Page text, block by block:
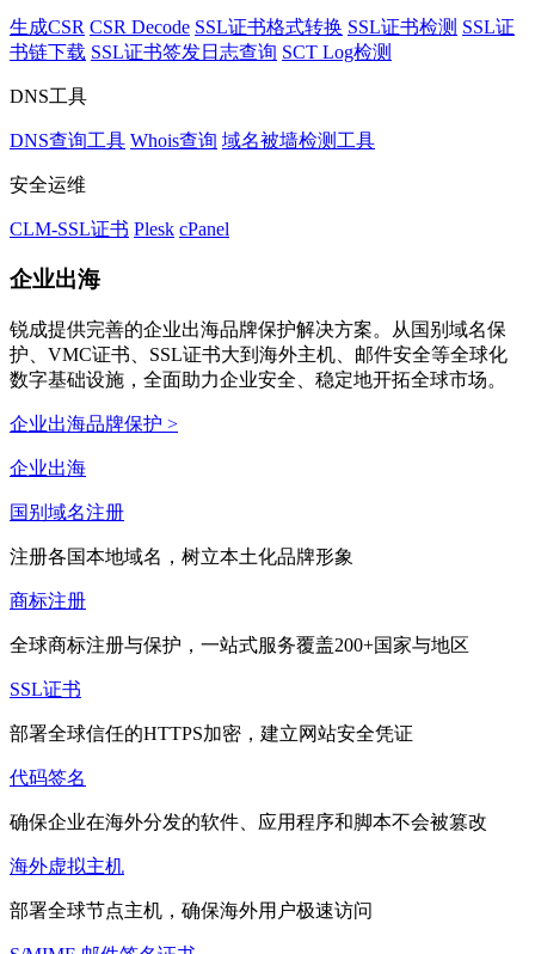
生成CSR CSR Decode SSL证书格式转换 SSL证书检测 SSL证
书链下载 SSL证书签发日志查询 SCT Log检测
DNS工具
DNS查询工具 Whois查询 域名被墙检测工具
安全运维
CLM-SSL证书 Plesk cPanel
企业出海
锐成提供完善的企业出海品牌保护解决方案。从国别域名保
护、VMC证书、SSL证书大到海外主机、邮件安全等全球化
数字基础设施，全面助力企业安全、稳定地开拓全球市场。
企业出海品牌保护 >
企业出海
国别域名注册
注册各国本地域名，树立本土化品牌形象
商标注册
全球商标注册与保护，一站式服务覆盖200+国家与地区
SSL证书
部署全球信任的HTTPS加密，建立网站安全凭证
代码签名
确保企业在海外分发的软件、应用程序和脚本不会被篡改
海外虚拟主机
部署全球节点主机，确保海外用户极速访问